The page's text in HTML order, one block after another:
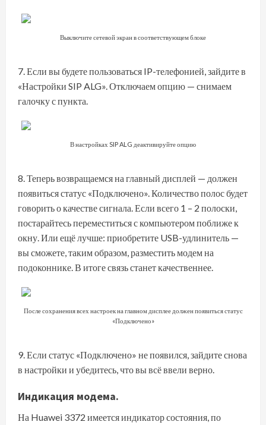
Выключите сетевой экран в соответствующем блоке
Если вы будете пользоваться IP-телефонией, зайдите в
«Настройки SIP ALG». Отключаем опцию — снимаем
галочку с пункта.
В настройках SIP ALG деактивируйте опцию
Теперь возвращаемся на главный дисплей — должен
появиться статус «Подключено». Количество полос будет
говорить о качестве сигнала. Если всего 1 – 2 полоски,
постарайтесь переместиться с компьютером поближе к
окну. Или ещё лучше: приобретите USB-удлинитель —
вы сможете, таким образом, разместить модем на
подоконнике. В итоге связь станет качественнее.
После сохранения всех настроек на главном дисплее должен появиться статус
«Подключено»
Если статус «Подключено» не появился, зайдите снова
в настройки и убедитесь, что вы всё ввели верно.
Индикация модема.
На Huawei 3372 имеется индикатор состояния, по